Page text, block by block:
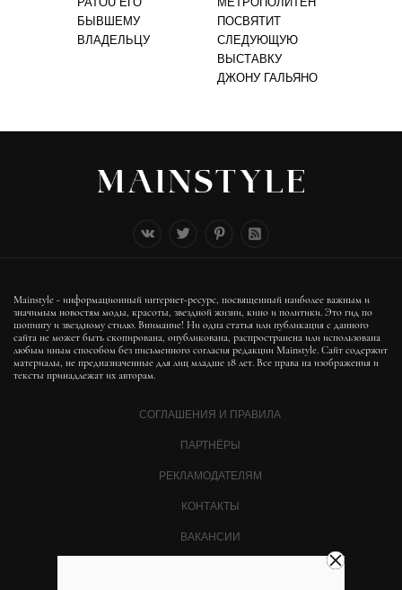
БЫВШЕМУ
ВЛАДЕЛЬЦУ
ПОСВЯТИТ
СЛЕДУЮЩУЮ
ВЫСТАВКУ
ДЖОНУ ГАЛЬЯНО
Mainstyle - информационный интернет-ресурс, посвященный наиболее важным и
значимым новостям моды, красоты, звездной жизни, кино и политики. Это гид по
шопингу и звездному стилю. Внимание! Ни одна статья или публикация с данного
сайта не может быть скопирована, опубликована, распространена или использована
любым иным способом без письменного согласия редакции Mainstyle. Сайт содержит
материалы, не предназначенные для лиц младше 18 лет. Все права на изображения и
тексты принадлежат их авторам.
СОГЛАШЕНИЯ И ПРАВИЛА
ПАРТНЁРЫ
РЕКЛАМОДАТЕЛЯМ
КОНТАКТЫ
ВАКАНСИИ